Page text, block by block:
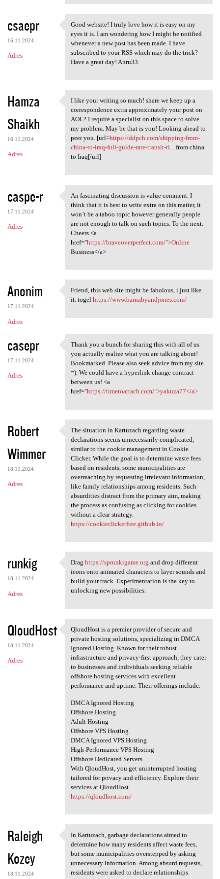
csaepr
16.11.2024
Adres
Good website! I truly love
Good website! I truly love how it is easy on my
eyes it is. I am wondering how I might be notified
whenever a new post has been made. I have
subscribed to your RSS which may do the trick?
Have a great day! Anru33
Hamza
Shaikh
16.11.2024
Adres
I like your writing so much!
I like your writing so much! share we keep up a
correspondence extra approximately your post on
AOL? I require a specialist on this space to solve
my problem. May be that is you! Looking ahead to
peer you. [url=https://ddpch.com/shipping-from-
china-to-iraq-full-guide-rate-transit-ti...from china
to Iraq[/url]
caspe-r
17.11.2024
Adres
An fascinating discussion is
An fascinating discussion is value comment. I
think that it is best to write extra on this matter, it
won’t be a taboo topic however generally people
are not enough to talk on such topics. To the next.
Cheers <a
href="https://braveoverperfect.com/">Online
Business</a>
Anonim
17.11.2024
Adres
Friend, this web site might
Friend, this web site might be fabolous, i just like
it. togel https://www.barnabyandjones.com/
casepr
17.11.2024
Adres
Thank you a bunch for sharing
Thank you a bunch for sharing this with all of us
you actually realize what you are talking about!
Bookmarked. Please also seek advice from my site
=). We could have a hyperlink change contract
between us! <a
href="https://timetoattach.com/">yakuza77</a>
Robert
Wimmer
18.11.2024
Adres
The situation in Kartuzach
The situation in Kartuzach regarding waste
declarations seems unnecessarily complicated,
similar to the cookie management in Cookie
Clicker. While the goal is to determine waste fees
based on residents, some municipalities are
overreaching by requesting irrelevant information,
like family relationships among residents. Such
absurdities distract from the primary aim, making
the process as confusing as clicking for cookies
without a clear strategy.
https://cookieclickerfree.github.io/
runkig
18.11.2024
Adres
Drag https://sprunkigame.org
Drag https://sprunkigame.org and drop different
icons onto animated characters to layer sounds and
build your track. Experimentation is the key to
unlocking new possibilities.
QloudHost
18.11.2024
Adres
QloudHost is a premier
QloudHost is a premier provider of secure and
private hosting solutions, specializing in DMCA
Ignored Hosting. Known for their robust
infrastructure and privacy-first approach, they cater
to businesses and individuals seeking reliable
offshore hosting services with excellent
performance and uptime. Their offerings include:
DMCA Ignored Hosting
Offshore Hosting
Adult Hosting
Offshore VPS Hosting
DMCA Ignored VPS Hosting
High-Performance VPS Hosting
Offshore Dedicated Servers
With QloudHost, you get uninterrupted hosting
tailored for privacy and efficiency. Explore their
services at QloudHost.
https://qloudhost.com/
Raleigh
Kozey
18.11.2024
In Kartuzach, garbage
In Kartuzach, garbage declarations aimed to
determine how many residents affect waste fees,
but some municipalities overstepped by asking
unnecessary information. Among absurd requests,
residents were asked to declare relationships